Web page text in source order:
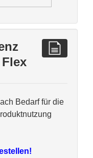
Bedarf für die